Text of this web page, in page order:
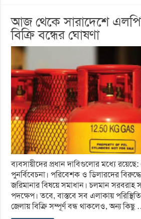
আজ থেকে সারাদেশে
বিক্রি বন্ধের ঘোষণা
ব্যবসায়ীদের প্রধান দাবিগুলোর মধ্যে
পুনর্বিবেচনা। পরিবেশক ও ডিলারদের
জরিমানার বিষয়ে সমাধান। চলমান সরবরাহ
পদক্ষেপ। তবে, বাস্তবে সব এলাকায়
জেলায় বিক্রি সম্পূর্ণ বন্ধ থাকলেও, অন্য কিছু